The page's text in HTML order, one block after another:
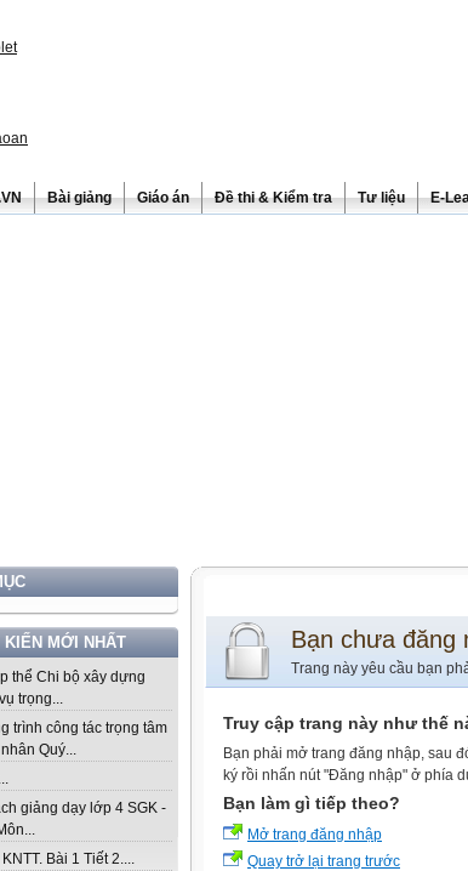
Bài giảng Giáo án Đề thi & Kiểm tra Tư liệu E-
KIẾN MỚI NHẤT
thể Chi bộ xây dựng
trọng...
trình công tác trọng tâm
Quý...
giảng dạy lớp 4 SGK -
Bài 1 Tiết 2....
Bạn chưa đăng
Trang này yêu cầu bạn
Truy cập trang này như thế
Bạn phải mở trang đăng nhập, sau
ký rồi nhấn nút "Đăng nhập" ở phía
Bạn làm gì tiếp theo?
Mở trang đăng nhập
Quay trở lại trang trước